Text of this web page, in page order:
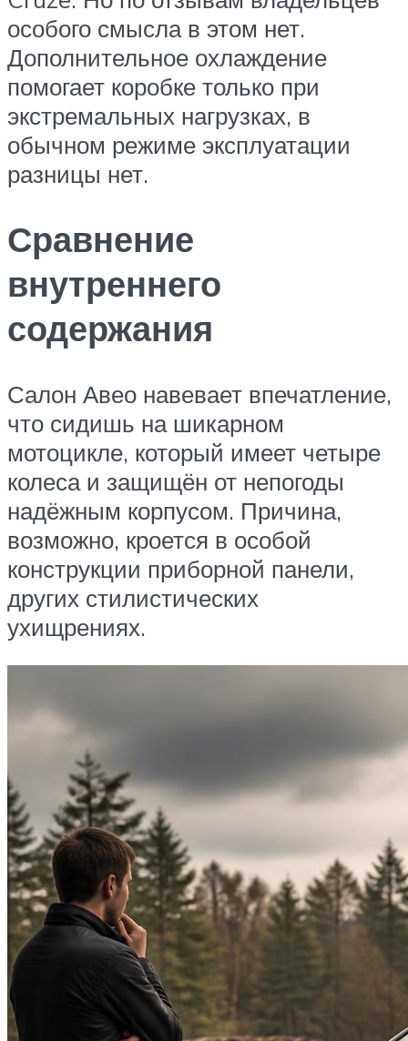
особого смысла в этом нет.
Дополнительное охлаждение
помогает коробке только при
экстремальных нагрузках, в
обычном режиме эксплуатации
разницы нет.
Сравнение
внутреннего
содержания
Салон Авео навевает впечатление,
что сидишь на шикарном
мотоцикле, который имеет четыре
колеса и защищён от непогоды
надёжным корпусом. Причина,
возможно, кроется в особой
конструкции приборной панели,
других стилистических
ухищрениях.